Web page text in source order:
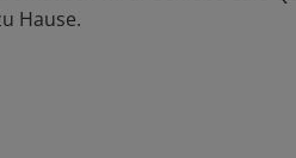
Hause.